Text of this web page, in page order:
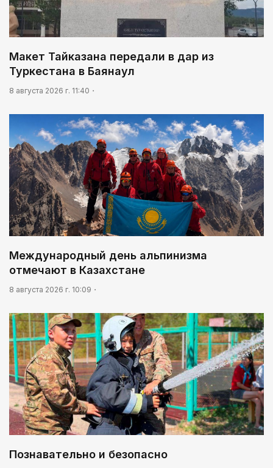
03:30
Человекоцентричность в действии
Мой Абай
Макет Тайказана передали в дар из
Туркестана в Баянаул
8 августа 2026 г. 11:40
Международный день альпинизма
отмечают в Казахстане
8 августа 2026 г. 10:09
Познавательно и безопасно